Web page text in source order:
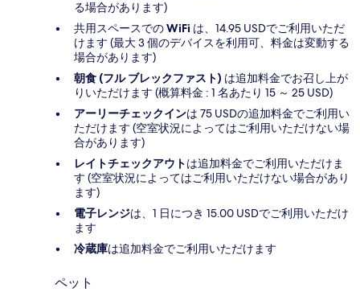
る場合があります)
共用スペースでのWiFi は、14.95 USDでご利用いただ
けます (最大 3 個のデバイスを利用可、料金は変動する
場合があります)
朝食 (フル ブレックファスト) は追加料金でお召し上が
りいただけます (概算料金 : 1 名あたり 15 ～ 25 USD)
アーリーチェックインは 75 USDの追加料金でご利用い
ただけます (空室状況によってはご利用いただけない場
合があります)
レイトチェックアウトは追加料金でご利用いただけま
す (空室状況によってはご利用いただけない場合があり
ます)
電子レンジは、1 日につき 15.00 USDでご利用いただけ
ます
冷蔵庫は追加料金でご利用いただけます
ペット